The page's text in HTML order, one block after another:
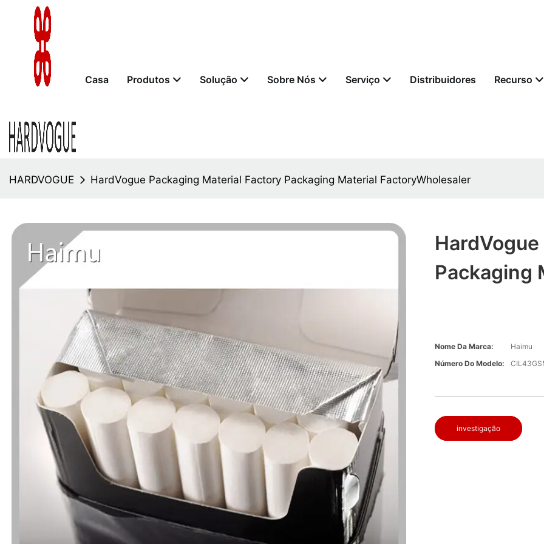
Casa Produtos Solução Sobre Nós Serviço Distribuidores Recurso
HARDVOGUE HardVogue Packaging Material Factory Packaging Material FactoryWholesaler
Packaging
Nome Da Marca:
Haimu
Número Do Modelo:
investigação